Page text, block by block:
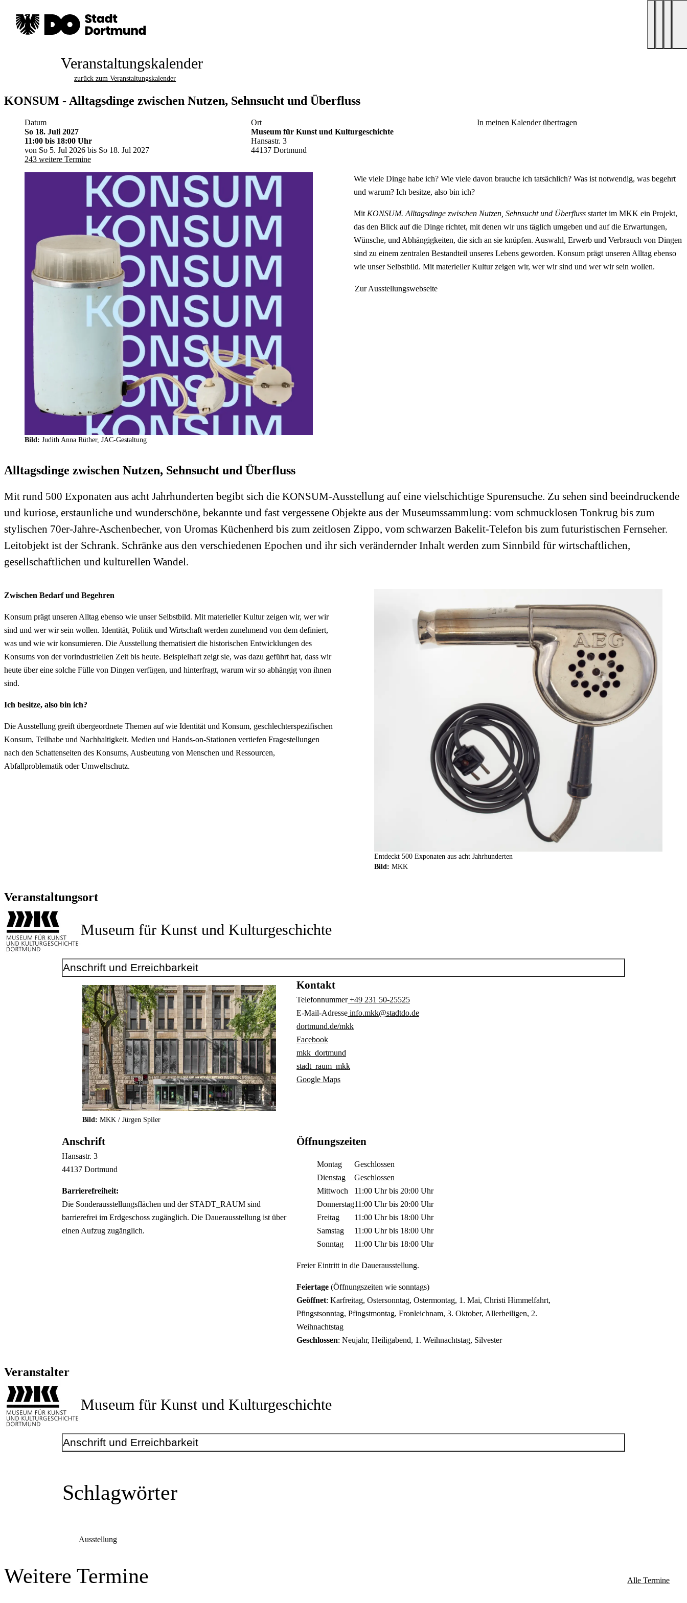
Veranstaltungskalender
zurück zum Veranstaltungskalender
KONSUM - Alltagsdinge zwischen Nutzen, Sehnsucht und Überfluss
Datum
So 18. Juli 2027
11:00 bis 18:00 Uhr
von So 5. Jul 2026 bis So 18. Jul 2027
243 weitere Termine
Ort
Museum für Kunst und Kulturgeschichte
Hansastr. 3
44137 Dortmund
In meinen Kalender übertragen
Bild: Judith Anna Rüther, JAC-Gestaltung
Wie viele Dinge habe ich? Wie viele davon brauche ich tatsächlich? Was ist notwendig, was begehrt
und warum? Ich besitze, also bin ich?
Mit KONSUM. Alltagsdinge zwischen Nutzen, Sehnsucht und Überfluss startet im MKK ein Projekt,
das den Blick auf die Dinge richtet, mit denen wir uns täglich umgeben und auf die Erwartungen,
Wünsche, und Abhängigkeiten, die sich an sie knüpfen. Auswahl, Erwerb und Verbrauch von Dingen
sind zu einem zentralen Bestandteil unseres Lebens geworden. Konsum prägt unseren Alltag ebenso
wie unser Selbstbild. Mit materieller Kultur zeigen wir, wer wir sind und wer wir sein wollen.
Zur Ausstellungswebseite
Alltagsdinge zwischen Nutzen, Sehnsucht und Überfluss
Mit rund 500 Exponaten aus acht Jahrhunderten begibt sich die KONSUM-Ausstellung auf eine vielschichtige Spurensuche. Zu sehen sind beeindruckende
und kuriose, erstaunliche und wunderschöne, bekannte und fast vergessene Objekte aus der Museumssammlung: vom schmucklosen Tonkrug bis zum
stylischen 70er-Jahre-Aschenbecher, von Uromas Küchenherd bis zum zeitlosen Zippo, vom schwarzen Bakelit-Telefon bis zum futuristischen Fernseher.
Leitobjekt ist der Schrank. Schränke aus den verschiedenen Epochen und ihr sich verändernder Inhalt werden zum Sinnbild für wirtschaftlichen,
gesellschaftlichen und kulturellen Wandel.
Entdeckt 500 Exponaten aus acht Jahrhunderten
Bild: MKK
Zwischen Bedarf und Begehren
Konsum prägt unseren Alltag ebenso wie unser Selbstbild. Mit materieller Kultur zeigen wir, wer wir
sind und wer wir sein wollen. Identität, Politik und Wirtschaft werden zunehmend von dem definiert,
was und wie wir konsumieren. Die Ausstellung thematisiert die historischen Entwicklungen des
Konsums von der vorindustriellen Zeit bis heute. Beispielhaft zeigt sie, was dazu geführt hat, dass wir
heute über eine solche Fülle von Dingen verfügen, und hinterfragt, warum wir so abhängig von ihnen
sind.
Ich besitze, also bin ich?
Die Ausstellung greift übergeordnete Themen auf wie Identität und Konsum, geschlechterspezifischen
Konsum, Teilhabe und Nachhaltigkeit. Medien und Hands-on-Stationen vertiefen Fragestellungen
nach den Schattenseiten des Konsums, Ausbeutung von Menschen und Ressourcen,
Abfallproblematik oder Umweltschutz.
Veranstaltungsort
Museum für Kunst und Kulturgeschichte
Anschrift und Erreichbarkeit
Bild: MKK / Jürgen Spiler
Kontakt
Telefonnummer+49 231 50-25525
E-Mail-Adresse info.mkk@stadtdo.de
dortmund.de/mkk
Facebook
mkk_dortmund
stadt_raum_mkk
Google Maps
Anschrift
Hansastr. 3
44137 Dortmund
Barrierefreiheit:
Die Sonderausstellungsflächen und der STADT_RAUM sind
barrierefrei im Erdgeschoss zugänglich. Die Dauerausstellung ist über
einen Aufzug zugänglich.
Öffnungszeiten
Montag
Geschlossen
Dienstag
Geschlossen
Mittwoch
11:00 Uhrbis 20:00 Uhr
Donnerstag11:00 Uhrbis 20:00 Uhr
Freitag
11:00 Uhrbis 18:00 Uhr
Samstag
11:00 Uhrbis 18:00 Uhr
Sonntag
11:00 Uhrbis 18:00 Uhr
Freier Eintritt in die Dauerausstellung.
Feiertage(Öffnungszeiten wie sonntags)
Geöffnet: Karfreitag, Ostersonntag, Ostermontag, 1. Mai, Christi Himmelfahrt,
Pfingstsonntag, Pfingstmontag, Fronleichnam, 3. Oktober, Allerheiligen, 2.
Weihnachtstag
Geschlossen: Neujahr, Heiligabend, 1. Weihnachtstag, Silvester
Veranstalter
Museum für Kunst und Kulturgeschichte
Anschrift und Erreichbarkeit
Schlagwörter
Ausstellung
Weitere Termine Alle Termine